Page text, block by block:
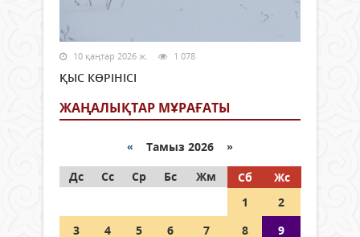
10 қаңтар 2026 ж. 1 078
ҚЫС КӨРІНІСІ
ЖАҢАЛЫҚТАР МҰРАҒАТЫ
« Тамыз 2026 »
Дс
Сс Ср Бс Жм Сб
Жс
1
2
3
4 5 6 7 8
9